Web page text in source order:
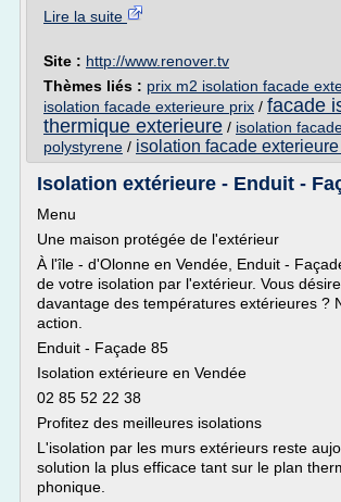
Lire la suite
Site : http://www.renover.tv
Thèmes liés : prix m2 isolation facade
isolation facade exterieure prix / facade
thermique exterieure / isolation
polystyrene / isolation facade
Isolation extérieure - Enduit -
Menu
Une maison protégée de l'extérieur
À l'île - d'Olonne en Vendée, Enduit -
de votre isolation par l'extérieur. Vous
davantage des températures extérieures ?
action.
Enduit - Façade 85
Isolation extérieure en Vendée
02 85 52 22 38
Profitez des meilleures isolations
L'isolation par les murs extérieurs reste
solution la plus efficace tant sur le plan
phonique.